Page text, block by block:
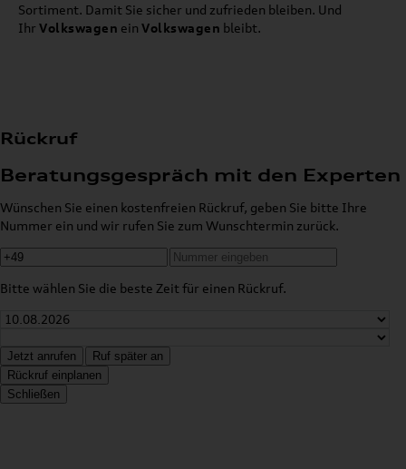
Sortiment. Damit Sie sicher und zufrieden bleiben. Und
Ihr Volkswagen ein Volkswagen bleibt.
Rückruf
Beratungsgespräch mit den Experten
Wünschen Sie einen kostenfreien Rückruf, geben Sie bitte Ihre
Nummer ein und wir rufen Sie zum Wunschtermin zurück.
Bitte wählen Sie die beste Zeit für einen Rückruf.
Jetzt anrufen
Ruf später an
Rückruf einplanen
Schließen